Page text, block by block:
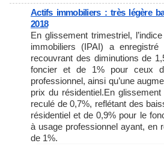
Actifs immobiliers : très légère
2018
En glissement trimestriel,
immobiliers (IPAI) a
recouvrant des diminutions de
foncier et de 1% pour ceux
professionnel, ainsi qu’une
prix du résidentiel.En
reculé de 0,7%, reflétant des
résidentiel et de 0,9% pour le
à usage professionnel ayant, en
de 1%.